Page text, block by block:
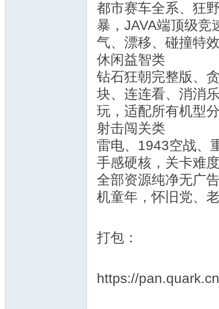
都市赛车全系、狂
暴，JAVA端顶级竞
气、漂移、碰撞特
休闲益智类
钻石狂朝完整版、
块、连连看、消消
玩，适配所有机型
射击闯关类
雷电、1943空战、
手感硬核，关卡难
全部资源纯净无广
机童年，怀旧党、
打包：
https://